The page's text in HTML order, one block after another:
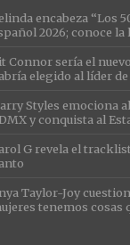
encabeza “Los
2026; conoce
Connor sería el
elegido al líder
Styles emociona
y conquista al
G revela el
Taylor-Joy
tenemos cosas